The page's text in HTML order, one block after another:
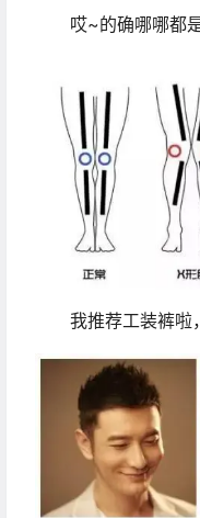
哎~的确哪哪都是
我推荐工装裤啦